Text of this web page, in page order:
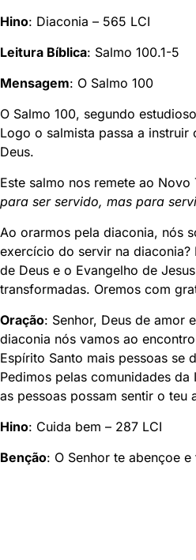
Hino: Diaconia – 565 LCI
Leitura Bíblica: Salmo 100.1-5
Mensagem: O Salmo 100
O Salmo 100, segundo
Logo o salmista passa a
Deus.
Este salmo nos remete ao
para ser servido, mas para
Ao orarmos pela diaconia, nós
exercício do servir na diaconia?
de Deus e o Evangelho de
transformadas. Oremos com
Oração: Senhor, Deus de amor
diaconia nós vamos ao
Espírito Santo mais pessoas
Pedimos pelas comunidades
as pessoas possam sentir o teu
Hino: Cuida bem – 287 LCI
Benção: O Senhor te abençoe